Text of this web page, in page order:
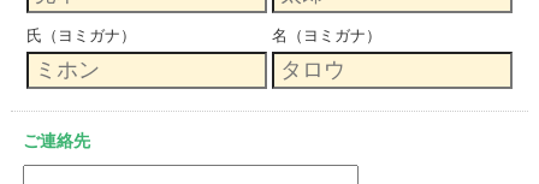
氏（ヨミガナ） 名（ヨミガナ）
ご連絡先